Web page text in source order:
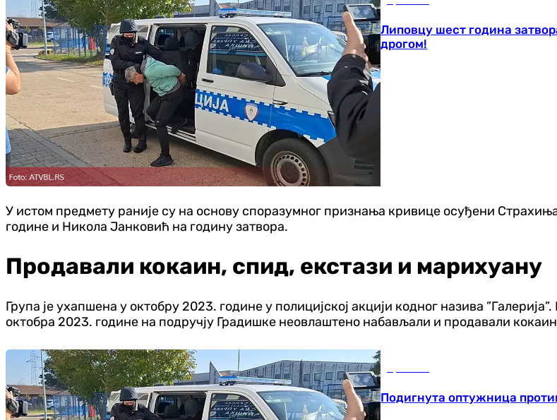
Липовцу шест година
дрогом!
У истом предмету раније су на основу споразумног признања кривице осуђени
године и Никола Јанковић на годину затвора.
Продавали кокаин, спид, екстази и марихуану
Група је ухапшена у октобру 2023. године у полицијској акцији кодног назива
октобра 2023. године на подручју Градишке неовлаштено набављали и продавали
Подигнута оптужница